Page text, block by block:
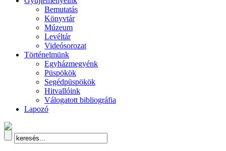
Bemutatás
Könyvtár
Múzeum
Levéltár
Videósorozat
Történelmünk
Egyházmegyénk
Püspökök
Segédpüspökök
Hitvallóink
Válogatott bibliográfia
Lapozó